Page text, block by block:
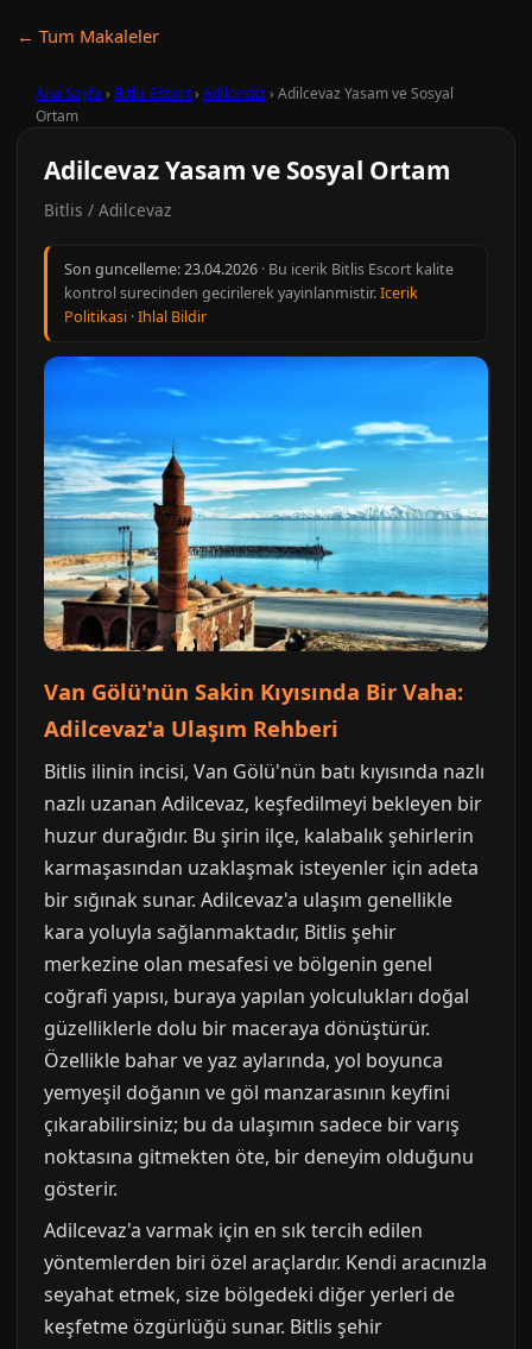
← Tum Makaleler
Ana Sayfa › Bitlis Escort› Adilcevaz› Adilcevaz Yasam ve Sosyal
Ortam
Adilcevaz Yasam ve Sosyal Ortam
Bitlis / Adilcevaz
Son guncelleme:23.04.2026 · Bu icerik Bitlis Escort kalite
kontrol surecinden gecirilerek yayinlanmistir.Icerik
Politikasi ·Ihlal Bildir
Van Gölü'nün Sakin Kıyısında Bir Vaha:
Adilcevaz'a Ulaşım Rehberi
Bitlis ilinin incisi, Van Gölü'nün batı kıyısında nazlı
nazlı uzanan Adilcevaz, keşfedilmeyi bekleyen bir
huzur durağıdır. Bu şirin ilçe, kalabalık şehirlerin
karmaşasından uzaklaşmak isteyenler için adeta
bir sığınak sunar. Adilcevaz'a ulaşım genellikle
kara yoluyla sağlanmaktadır, Bitlis şehir
merkezine olan mesafesi ve bölgenin genel
coğrafi yapısı, buraya yapılan yolculukları doğal
güzelliklerle dolu bir maceraya dönüştürür.
Özellikle bahar ve yaz aylarında, yol boyunca
yemyeşil doğanın ve göl manzarasının keyfini
çıkarabilirsiniz; bu da ulaşımın sadece bir varış
noktasına gitmekten öte, bir deneyim olduğunu
gösterir.
Adilcevaz'a varmak için en sık tercih edilen
yöntemlerden biri özel araçlardır. Kendi aracınızla
seyahat etmek, size bölgedeki diğer yerleri de
keşfetme özgürlüğü sunar. Bitlis şehir